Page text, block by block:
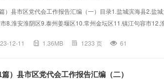
篇）县市区党代会工作报告汇编（一）目录1.盐城滨海县2.
8.淮安淮阴区9.泰州姜堰区10.常州金坛区11.镇江句容市
连云港灌云县28.扬州广陵区29.盐城建湖县30.扬州邗江区
12-11 1.36MB 1233 页 61
篇）县市区党代会工作报告汇编（二）